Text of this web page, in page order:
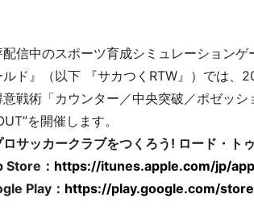
信中のスポーツ育成シミュレーション
ルド』（以下 『サカつくRTW』）では、
意戦術「カウンター／中央突破／ポゼッ
を開催します。
ロサッカークラブをつくろう! ロード・ト
Store： https://itunes.apple.com/jp/
Play： https://play.google.com/